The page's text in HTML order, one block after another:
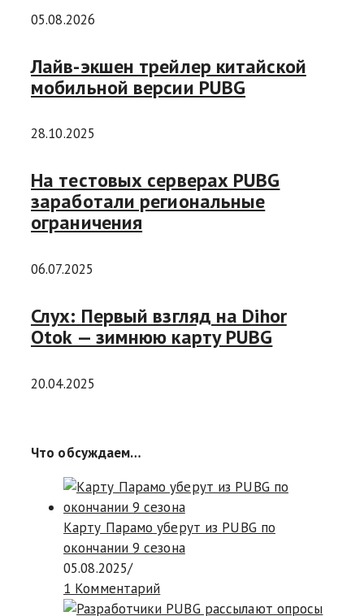
05.08.2026
Лайв-экшен трейлер китайской
мобильной версии PUBG
28.10.2025
На тестовых серверах PUBG
заработали региональные
ограничения
06.07.2025
Слух: Первый взгляд на Dihor
Otok — зимнюю карту PUBG
20.04.2025
Что обсуждаем…
Карту Парамо уберут из PUBG по
окончании 9 сезона
05.08.2025/
1 Комментарий